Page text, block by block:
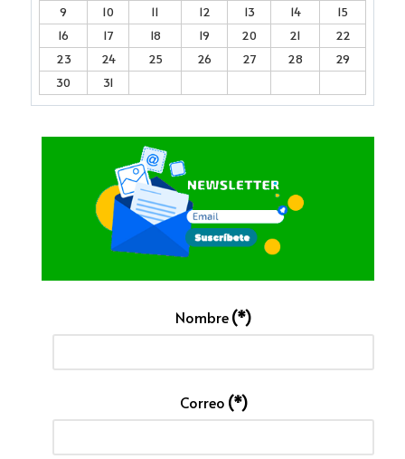
9
10 11 12 13 14
15
16
17 18 19 20 21
22
23
24 25 26 27 28
29
30
31
Nombre(*)
Correo (*)